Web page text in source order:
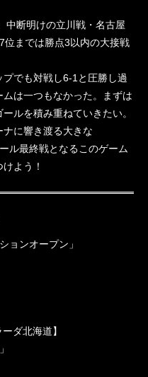
中断明けの立川戦・名古屋
位までは勝点3以内の大接戦
でも対戦し6-1と圧勝し過
は一つもなかった。まずは
ルを積み重ねていきたい。
に響き渡る大きな
ル最終戦となるこのゲーム
よう！
ョンオープン」
ダ北海道】